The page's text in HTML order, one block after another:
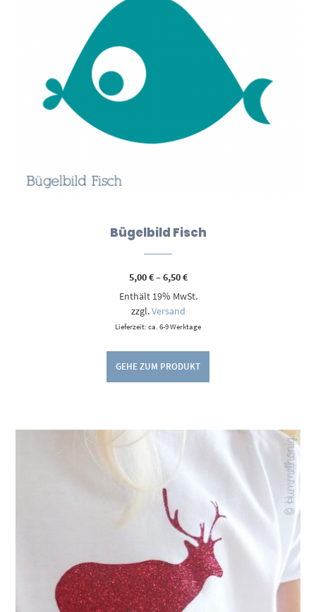
Bügelbild Fisch
5,00€–6,50€Preisspanne:
bis
Enthält 19% MwSt.
zzgl.Versand
Lieferzeit: ca. 6-9 Werktage
GEHE ZUM PRODUKT